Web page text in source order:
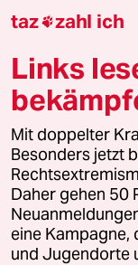
es
Es
taz zahl ich
Links
Mit doppelter
Besonders jetzt
Daher gehen 50
eine Kampagne,
und Jugendorte